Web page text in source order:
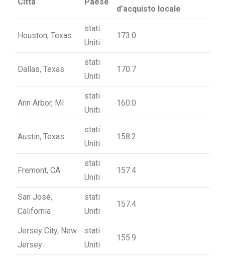
Città Paese
d’acquisto locale
Houston, Texas
stati
Uniti
173.0
Dallas, Texas
stati
Uniti
170.7
Ann Arbor, MI
stati
Uniti
160.0
Austin, Texas
stati
Uniti
158.2
Fremont, CA
stati
Uniti
157.4
San José,
California
stati
Uniti
157.4
Jersey City, New
Jersey
stati
Uniti
155.9